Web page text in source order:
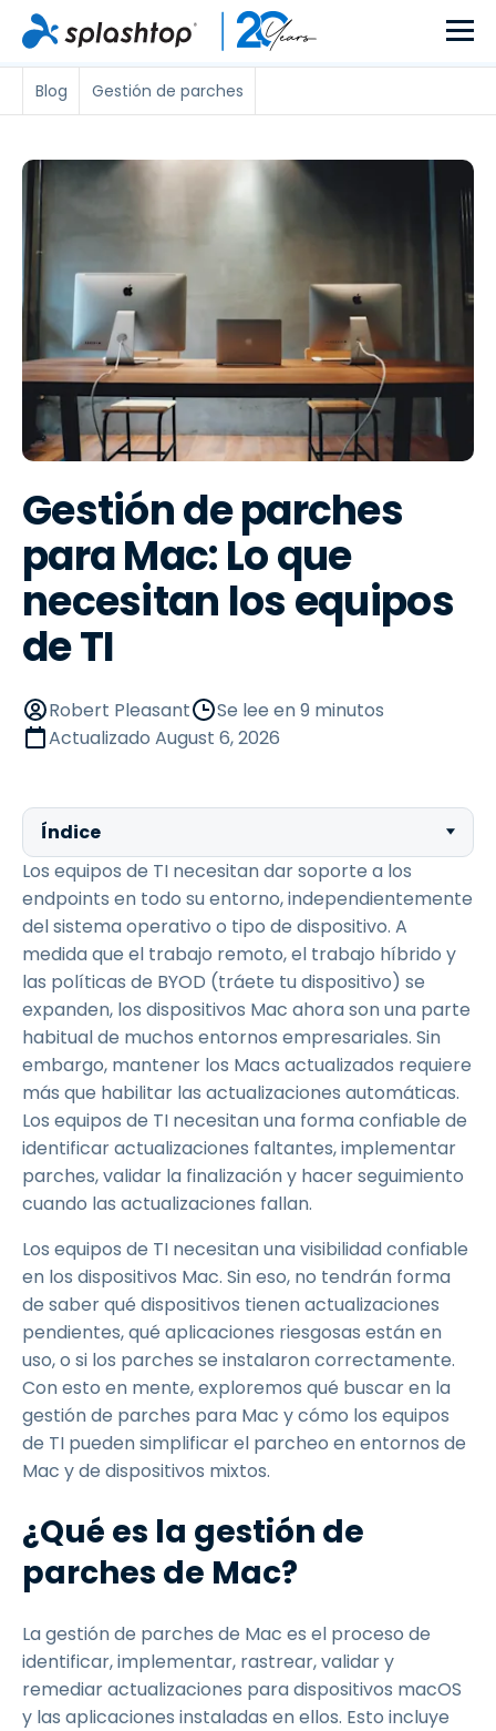
Blog Gestión de parches
Gestión de parches
para Mac: Lo que
necesitan los equipos
de TI
Robert Pleasant
Se lee en 9 minutos
Actualizado August 6, 2026
Índice
Los equipos de TI necesitan dar soporte a los
endpoints en todo su entorno, independientemente
del sistema operativo o tipo de dispositivo. A
medida que el trabajo remoto, el trabajo híbrido y
las políticas de BYOD (tráete tu dispositivo) se
expanden, los dispositivos Mac ahora son una parte
habitual de muchos entornos empresariales. Sin
embargo, mantener los Macs actualizados requiere
más que habilitar las actualizaciones automáticas.
Los equipos de TI necesitan una forma confiable de
identificar actualizaciones faltantes, implementar
parches, validar la finalización y hacer seguimiento
cuando las actualizaciones fallan.
Los equipos de TI necesitan una visibilidad confiable
en los dispositivos Mac. Sin eso, no tendrán forma
de saber qué dispositivos tienen actualizaciones
pendientes, qué aplicaciones riesgosas están en
uso, o si los parches se instalaron correctamente.
Con esto en mente, exploremos qué buscar en la
gestión de parches para Mac y cómo los equipos
de TI pueden simplificar el parcheo en entornos de
Mac y de dispositivos mixtos.
¿Qué es la gestión de
parches de Mac?
La gestión de parches de Mac es el proceso de
identificar, implementar, rastrear, validar y
remediar actualizaciones para dispositivos macOS
y las aplicaciones instaladas en ellos. Esto incluye